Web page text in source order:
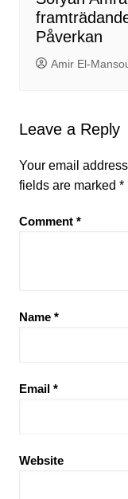
Påverkan
Amir El-
Leave a Reply
Your email
fields are marked *
Comment *
Name *
Email *
Website